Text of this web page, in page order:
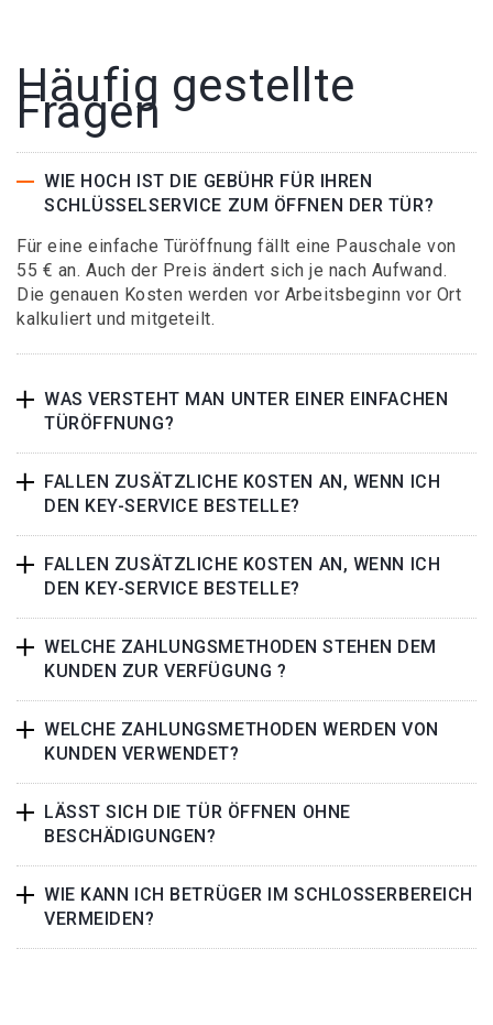
Häufig gestellte
Fragen
WIE HOCH IST DIE GEBÜHR FÜR IHREN
SCHLÜSSELSERVICE ZUM ÖFFNEN DER TÜR?
Für eine einfache Türöffnung fällt eine Pauschale von
55 € an. Auch der Preis ändert sich je nach Aufwand.
Die genauen Kosten werden vor Arbeitsbeginn vor Ort
kalkuliert und mitgeteilt.
WAS VERSTEHT MAN UNTER EINER EINFACHEN
TÜRÖFFNUNG?
FALLEN ZUSÄTZLICHE KOSTEN AN, WENN ICH
DEN KEY-SERVICE BESTELLE?
FALLEN ZUSÄTZLICHE KOSTEN AN, WENN ICH
DEN KEY-SERVICE BESTELLE?
WELCHE ZAHLUNGSMETHODEN STEHEN DEM
KUNDEN ZUR VERFÜGUNG ?
WELCHE ZAHLUNGSMETHODEN WERDEN VON
KUNDEN VERWENDET?
LÄSST SICH DIE TÜR ÖFFNEN OHNE
BESCHÄDIGUNGEN?
WIE KANN ICH BETRÜGER IM SCHLOSSERBEREICH
VERMEIDEN?